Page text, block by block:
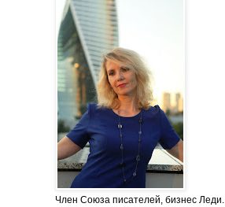
Член Союза писателей, бизнес Леди.